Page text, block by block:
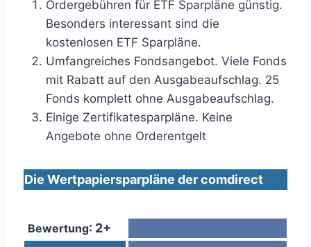
Ordergebühren für ETF Sparpläne günstig.
Besonders interessant sind die
kostenlosen ETF Sparpläne.
Umfangreiches Fondsangebot. Viele Fonds
mit Rabatt auf den Ausgabeaufschlag. 25
Fonds komplett ohne Ausgabeaufschlag.
Einige Zertifikatesparpläne. Keine
Angebote ohne Orderentgelt
Die Wertpapiersparpläne der comdirect
Bewertung: 2+